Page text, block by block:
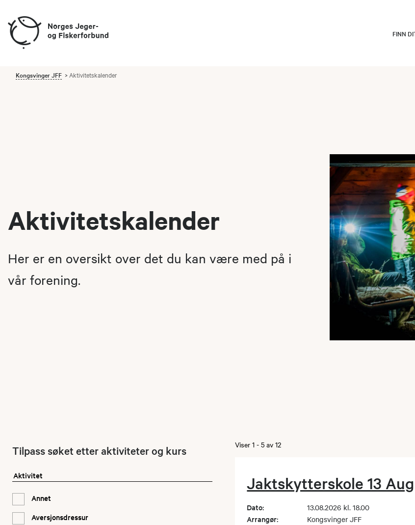
FINN
Kongsvinger JFF Aktivitetskalender
Aktivitetskalender
Her er en oversikt over det du kan være med på i
vår forening.
Tilpass søket etter aktiviteter og kurs
Aktivitet
Annet
Aversjonsdressur
Viser1- 5av12
Jaktskytterskole 13 Aug
Dato: 13.08.2026 kl. 18.00
Arrangør: Kongsvinger JFF